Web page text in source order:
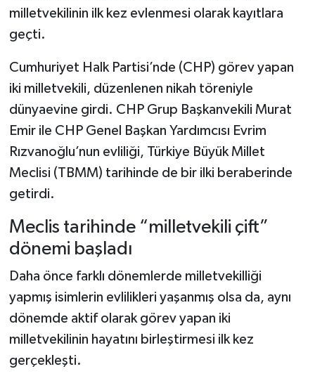
milletvekilinin ilk kez evlenmesi olarak kayıtlara
geçti.
Cumhuriyet Halk Partisi’nde (CHP) görev yapan
iki milletvekili, düzenlenen nikah töreniyle
dünyaevine girdi. CHP Grup Başkanvekili Murat
Emir ile CHP Genel Başkan Yardımcısı Evrim
Rızvanoğlu’nun evliliği, Türkiye Büyük Millet
Meclisi (TBMM) tarihinde de bir ilki beraberinde
getirdi.
Meclis tarihinde “milletvekili çift”
dönemi başladı
Daha önce farklı dönemlerde milletvekilliği
yapmış isimlerin evlilikleri yaşanmış olsa da, aynı
dönemde aktif olarak görev yapan iki
milletvekilinin hayatını birleştirmesi ilk kez
gerçekleşti.